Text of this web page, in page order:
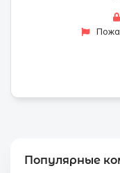
Популярные